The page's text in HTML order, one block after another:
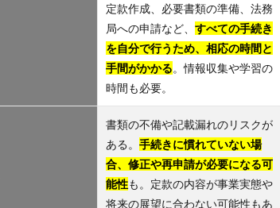
定款作成、必要書類の準備、法務
局への申請など、 すべての手続き
を自分で行うため、相応の時間と
手間がかかる。情報収集や学習の
時間も必要。
書類の不備や記載漏れのリスクが
ある。 手続きに慣れていない場
合、修正や再申請が必要になる可
能性も。定款の内容が事業実態や
将来の展望に合わない可能性もあ